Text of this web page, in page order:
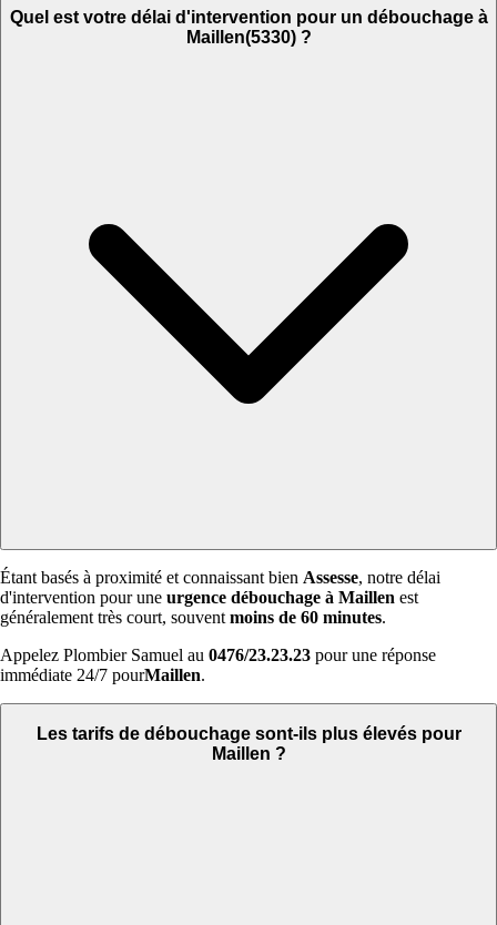
Quel est votre délai d'intervention pour un débouchage à
Maillen(5330) ?
Étant basés à proximité et connaissant bien Assesse, notre délai
d'intervention pour une urgence débouchage à Maillen est
généralement très court, souvent moins de 60 minutes.
Appelez Plombier Samuel au 0476/23.23.23 pour une réponse
immédiate 24/7 pourMaillen.
Les tarifs de débouchage sont-ils plus élevés pour
Maillen ?